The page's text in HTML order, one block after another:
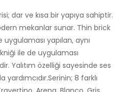
dar ve kısa bir yapıya sahiptir.
mekanlar sunar. Thin brick
yapılan, aynı
ile de uygulaması
Yalıtım özelliği sayesinde ses
yardımcıdır.Serinin; 8 farklı